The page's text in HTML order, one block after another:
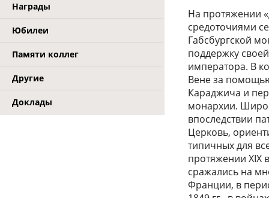
Награды
Юбилеи
Памяти коллег
Другие
Доклады
На протяжении
средоточиями
Габсбургской
поддержку
императора. В
Вене за
Караджича и
монархии.
впоследствии
Церковь,
типичных для
протяжении XIX
сражались на
Франции, в